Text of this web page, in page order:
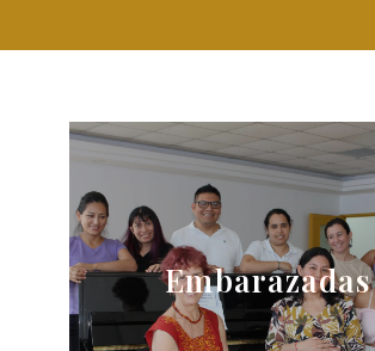
Embarazadas
Canto Pre
Ver información